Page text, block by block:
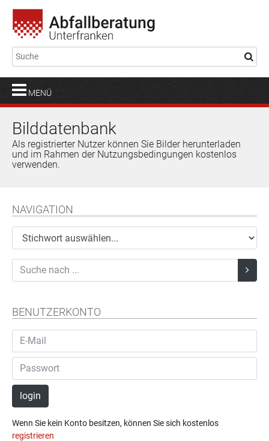
MENÜ
Bilddatenbank
Als registrierter Nutzer können Sie Bilder herunterladen
und im Rahmen der Nutzungsbedingungen kostenlos
verwenden.
NAVIGATION
BENUTZERKONTO
login
Wenn Sie kein Konto besitzen, können Sie sich kostenlos
registrieren